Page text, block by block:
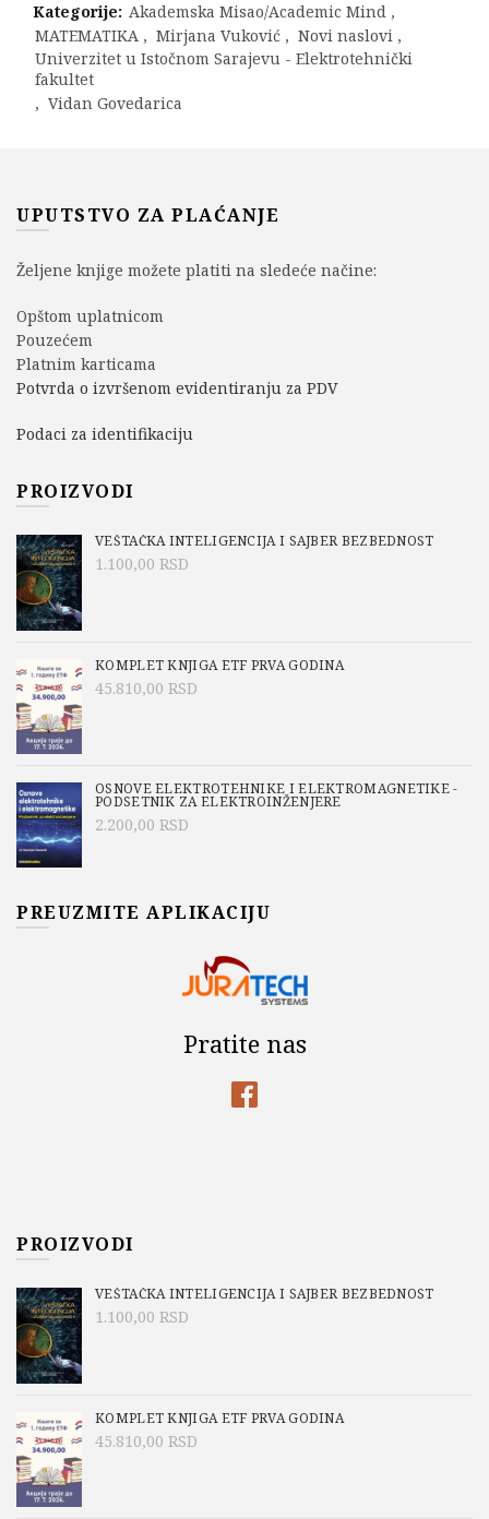
Kategorije: Akademska Misao/Academic Mind ,
MATEMATIKA , Mirjana Vuković , Novi naslovi ,
Univerzitet u Istočnom Sarajevu - Elektrotehnički
fakultet
, Vidan Govedarica
UPUTSTVO ZA PLAĆANJE
Željene knjige možete platiti na sledeće načine:
Opštom uplatnicom
Pouzećem
Platnim karticama
Potvrda o izvršenom evidentiranju za PDV
Podaci za identifikaciju
PROIZVODI
VEŠTAČKA INTELIGENCIJA I SAJBER BEZBEDNOST
1.100,00 RSD
KOMPLET KNJIGA ETF PRVA GODINA
45.810,00 RSD
OSNOVE ELEKTROTEHNIKE I ELEKTROMAGNETIKE -
PODSETNIK ZA ELEKTROINŽENJERE
2.200,00 RSD
PREUZMITE APLIKACIJU
Pratite nas
PROIZVODI
VEŠTAČKA INTELIGENCIJA I SAJBER BEZBEDNOST
1.100,00 RSD
KOMPLET KNJIGA ETF PRVA GODINA
45.810,00 RSD